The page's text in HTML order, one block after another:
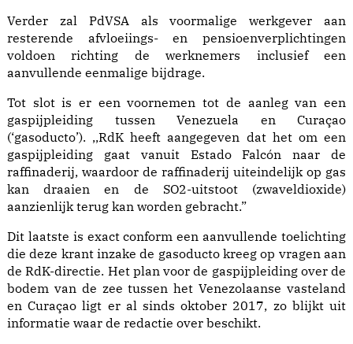
Verder zal PdVSA als voormalige werkgever aan
resterende afvloeiings- en pensioenverplichtingen
voldoen richting de werknemers inclusief een
aanvullende eenmalige bijdrage.
Tot slot is er een voornemen tot de aanleg van een
gaspijpleiding tussen Venezuela en Curaçao
(‘gasoducto’). ,,RdK heeft aangegeven dat het om een
gaspijpleiding gaat vanuit Estado Falcón naar de
raffinaderij, waardoor de raffinaderij uiteindelijk op gas
kan draaien en de SO2-uitstoot (zwaveldioxide)
aanzienlijk terug kan worden gebracht.”
Dit laatste is exact conform een aanvullende toelichting
die deze krant inzake de gasoducto kreeg op vragen aan
de RdK-directie. Het plan voor de gaspijpleiding over de
bodem van de zee tussen het Venezolaanse vasteland
en Curaçao ligt er al sinds oktober 2017, zo blijkt uit
informatie waar de redactie over beschikt.